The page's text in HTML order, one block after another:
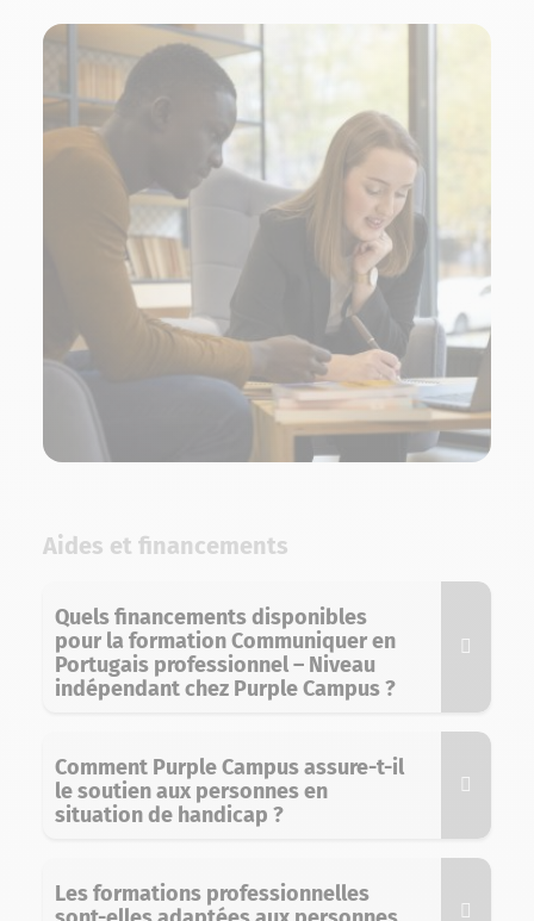
Aides et financements
Quels financements disponibles
pour la formation Communiquer en
Portugais professionnel – Niveau
indépendant chez Purple Campus ?
Comment Purple Campus assure-t-il
le soutien aux personnes en
situation de handicap ?
Les formations professionnelles